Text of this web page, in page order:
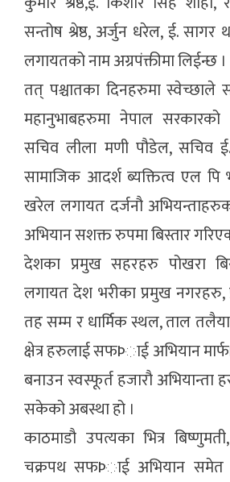
सन्तोष श्रेष्ठ, अर्जुन धरेल, ई. सागर
लगायतको नाम अग्रपंक्तीमा लिईन्छ ।
तत् पश्चातका दिनहरुमा स्वेच्छाले
महानुभाबहरुमा नेपाल
सचिव लीला मणी पौडेल, सचिव
सामाजिक आदर्श ब्यक्तित्व एल पि
खरेल लगायत दर्जनौ
अभियान सशक्त रुपमा बिस्तार
देशका प्रमुख सहरहरु पोखरा
लगायत देश भरीका प्रमुख नगरहरु,
तह सम्म र धार्मिक स्थल, ताल
क्षेत्र हरुलाई सफÞाई अभियान
बनाउन स्वस्फूर्त हजारौ
सकेको अबस्था हो ।
काठमाडौ उपत्यका भित्र
चक्रपथ सफÞाई अभियान समेत